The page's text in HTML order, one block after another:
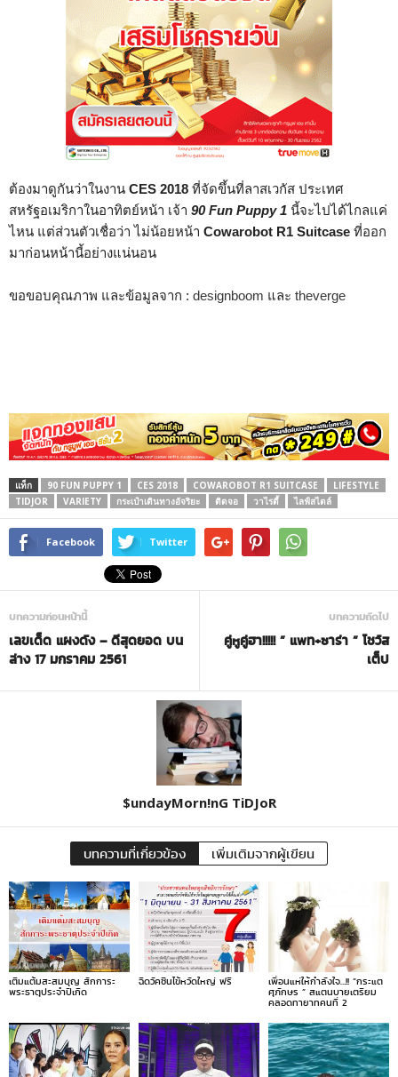
ต้องมาดูกันว่าในงาน CES 2018 ที่จัดขึ้นที่ลาสเวกัส ประเทศ
สหรัฐอเมริกาในอาทิตย์หน้า เจ้า 90 Fun Puppy 1 นี้จะไปได้ไกลแค่
ไหน แต่ส่วนตัวเชื่อว่า ไม่น้อยหน้า Cowarobot R1 Suitcase ที่ออก
มาก่อนหน้านี้อย่างแน่นอน
ขอขอบคุณภาพ และข้อมูลจาก : designboom และ theverge
แท็ก 90 FUN PUPPY 1 CES 2018 COWAROBOT R1 SUITCASE
LIFESTYLE
TIDJOR
VARIETY กระเป๋าเดินทางอัจริยะ ติดจอ วาไรตี้ ไลฟ์สไตล์
Facebook Twitter
บทความก่อนหน้านี้
เลขเด็ด แผงดัง – ดีสุดยอด บน
ล่าง 17 มกราคม 2561
บทความถัดไป
คู่หูคู่ฮา!!!!! ” แพท+ซาร่า ” โชว์ส
เต็ป
$undayMorn!nG TiDJoR
บทความที่เกี่ยวข้อง เพิ่มเติมจากผู้เขียน
เติมแต้มสะสมบุญ สักการะ
พระธาตุประจำปีเกิด
ฉีดวัคซีนไข้หวัดใหญ่ ฟรี เพื่อนแห่ให้กำลังใจ…!! “กระแต
ศุภักษร ” สแตนบายเตรียม
คลอดทายาทคนที่ 2